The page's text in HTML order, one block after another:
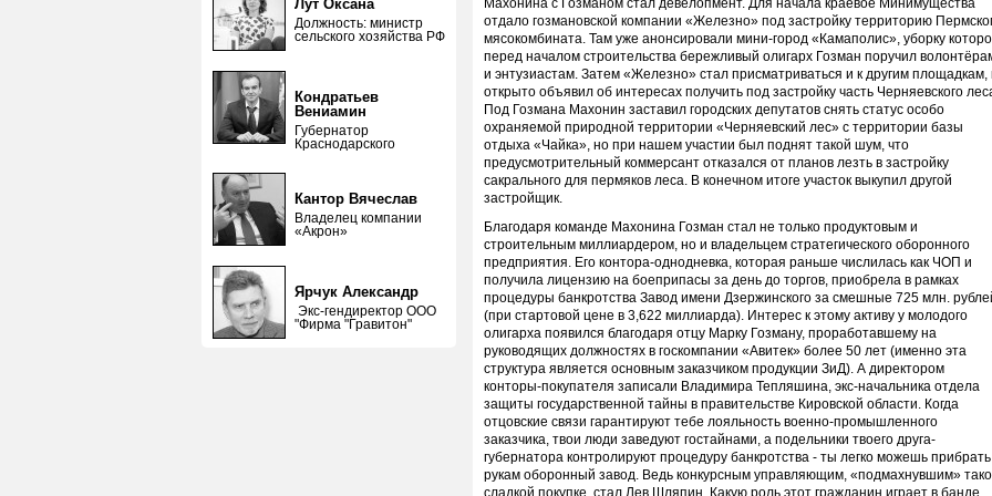
Лут Оксана
Должность: министр
сельского хозяйства РФ
Кондратьев
Вениамин
Губернатор
Краснодарского
Кантор Вячеслав
Владелец компании
«Акрон»
Ярчук Александр
Экс-гендиректор ООО
"Фирма "Гравитон"
Махонина с Гозманом стал девелопмент. Для начала краевое Минимущества
отдало гозмановской компании «Железно» под застройку территорию
мясокомбината. Там уже анонсировали мини-город «Камаполис», уборку
перед началом строительства бережливый олигарх Гозман поручил
и энтузиастам. Затем «Железно» стал присматриваться и к другим площадкам,
открыто объявил об интересах получить под застройку часть Черняевского
Под Гозмана Махонин заставил городских депутатов снять статус особо
охраняемой природной территории «Черняевский лес» с территории базы
отдыха «Чайка», но при нашем участии был поднят такой шум, что
предусмотрительный коммерсант отказался от планов лезть в застройку
сакрального для пермяков леса. В конечном итоге участок выкупил другой
застройщик.
Благодаря команде Махонина Гозман стал не только продуктовым и
строительным миллиардером, но и владельцем стратегического оборонного
предприятия. Его контора-однодневка, которая раньше числилась как ЧОП и
получила лицензию на боеприпасы за день до торгов, приобрела в рамках
процедуры банкротства Завод имени Дзержинского за смешные 725 млн.
(при стартовой цене в 3,622 миллиарда). Интерес к этому активу у молодого
олигарха появился благодаря отцу Марку Гозману, проработавшему на
руководящих должностях в госкомпании «Авитек» более 50 лет (именно эта
структура является основным заказчиком продукции ЗиД). А директором
конторы-покупателя записали Владимира Тепляшина, экс-начальника отдела
защиты государственной тайны в правительстве Кировской области. Когда
отцовские связи гарантируют тебе лояльность военно-промышленного
заказчика, твои люди заведуют гостайнами, а подельники твоего друга-
губернатора контролируют процедуру банкротства - ты легко можешь прибрать
рукам оборонный завод. Ведь конкурсным управляющим, «подмахнувшим»
сладкой покупке, стал Лев Шляпин. Какую роль этот гражданин играет в банде